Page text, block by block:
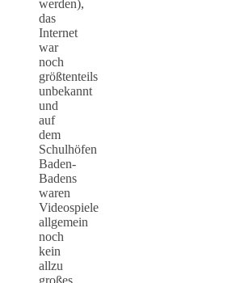
werden),
das
Internet
war
noch
größtenteils
unbekannt
und
auf
dem
Schulhöfen
Baden-
Badens
waren
Videospiele
allgemein
noch
kein
allzu
großes